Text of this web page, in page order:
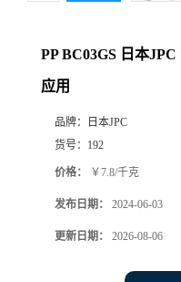
PP BC03GS 日本
应用
品牌：
日本JPC
货号： 192
价格： ￥7.8/千克
发布日期： 2024-06-03
更新日期： 2026-08-06